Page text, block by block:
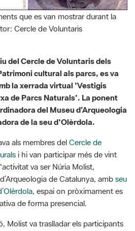
que es van mostrar durant la
Cercle de Voluntaris
del Cercle de Voluntaris dels
cultural als parcs, es va
la xerrada virtual 'Vestigis
de Parcs Naturals'. La ponent
del Museu d’Arqueologia
de la seu d'Olèrdola.
als membres del Cercle de
i hi van participar més de vint
va ser Núria Molist,
de Catalunya, amb seu
, espai on pròximament es
de forma presencial.
Molist va traslladar els participants